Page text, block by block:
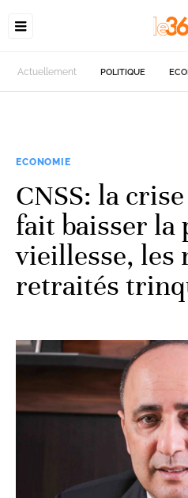
Actuellement POLITIQUE
ECONOMIE
CNSS: la
fait baisser la
vieillesse, les
retraités